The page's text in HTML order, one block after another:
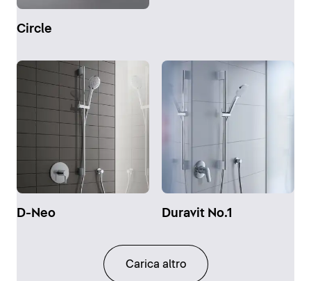
Circle
D-Neo Duravit No.1
Carica altro